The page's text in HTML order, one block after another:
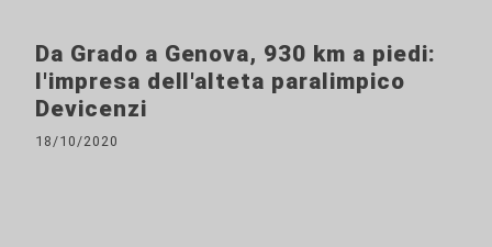
Da Grado a Genova, 930 km a piedi:
l'impresa dell'alteta paralimpico
Devicenzi
18/10/2020